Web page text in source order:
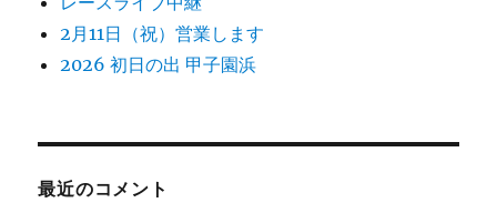
2月11日（祝）営業します
2026 初日の出 甲子園浜
最近のコメント